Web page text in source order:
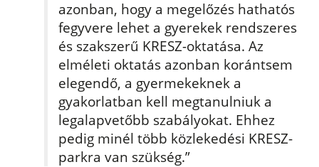
azonban, hogy a megelőzés hathatós
fegyvere lehet a gyerekek rendszeres
és szakszerű KRESZ-oktatása. Az
elméleti oktatás azonban korántsem
elegendő, a gyermekeknek a
gyakorlatban kell megtanulniuk a
legalapvetőbb szabályokat. Ehhez
pedig minél több közlekedési KRESZ-
parkra van szükség.”